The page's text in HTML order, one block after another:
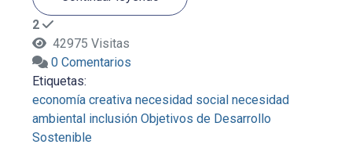
2
42975 Visitas
0 Comentarios
Etiquetas:
economía creativa necesidad social necesidad
ambiental inclusión Objetivos de Desarrollo
Sostenible